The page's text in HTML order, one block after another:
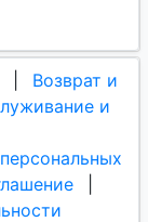
Возврат и
и